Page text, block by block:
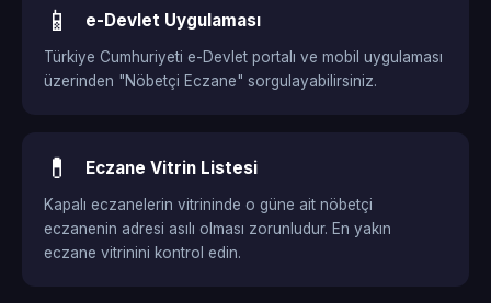
📱 e-Devlet Uygulaması
Türkiye Cumhuriyeti e-Devlet portalı ve mobil uygulaması
üzerinden "Nöbetçi Eczane" sorgulayabilirsiniz.
💊 Eczane Vitrin Listesi
Kapalı eczanelerin vitrininde o güne ait nöbetçi
eczanenin adresi asılı olması zorunludur. En yakın
eczane vitrinini kontrol edin.